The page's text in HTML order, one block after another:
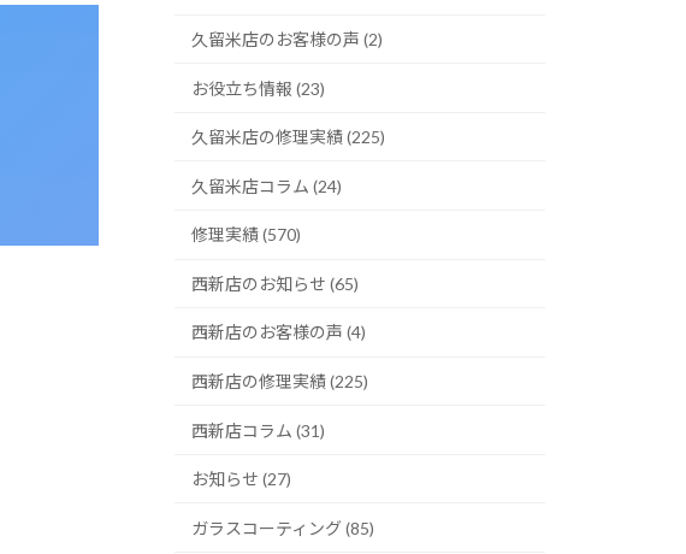
久留米店のお客様の声 (2)
お役立ち情報 (23)
久留米店の修理実績 (225)
久留米店コラム (24)
修理実績 (570)
西新店のお知らせ (65)
西新店のお客様の声 (4)
西新店の修理実績 (225)
西新店コラム (31)
お知らせ (27)
ガラスコーティング (85)